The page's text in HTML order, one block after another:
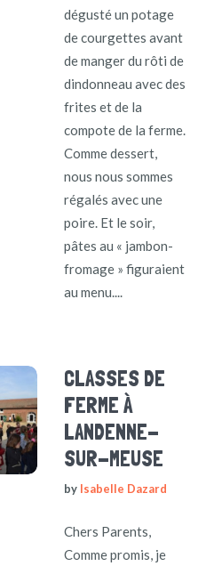
dégusté un potage
de courgettes avant
de manger du rôti de
dindonneau avec des
frites et de la
compote de la ferme.
Comme dessert,
nous nous sommes
régalés avec une
poire. Et le soir,
pâtes au « jambon-
fromage » figuraient
au menu....
CLASSES DE
FERME À
LANDENNE-
SUR-MEUSE
by Isabelle Dazard
Chers Parents,
Comme promis, je